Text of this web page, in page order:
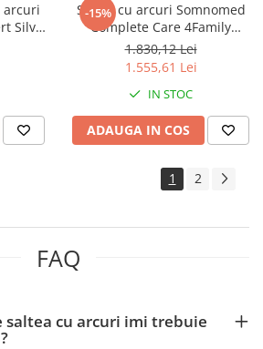
arcuri
Silver
-15%
Saltea cu arcuri Somnomed
Complete Care 4Family
180x200, înălțime 26 cm,
spumă cu memorie, husa
tratament antifungic,
fermitate mediu-tare, sistem
aerisire 3D
1.830,12 Lei
1.555,61 Lei
IN STOC
ADAUGA IN COS
1 2
FAQ
saltea cu arcuri imi trebuie